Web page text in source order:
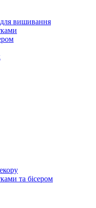
вишивання
та бісером